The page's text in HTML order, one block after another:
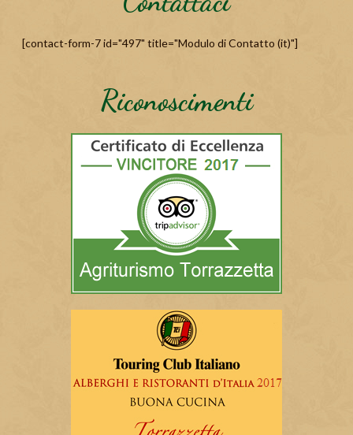
[contact-form-7 id="497" title="Modulo di Contatto (it)"]
Riconoscimenti